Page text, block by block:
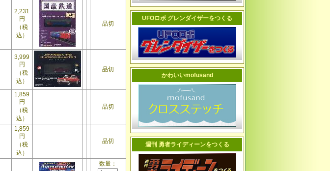
2,231
円
（税
込）
品切
3,999
円
（税
込）
品切
1,859
円
（税
込）
品切
1,859
円
（税
込）
品切
数量：
UFOロボ グレンダイザーをつくる
かわいいmofusand
週刊 勇者ライディーンをつくる